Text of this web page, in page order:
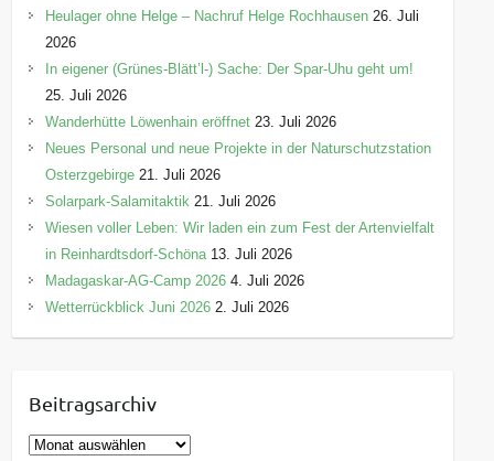
Heulager ohne Helge – Nachruf Helge Rochhausen 26. Juli
2026
In eigener (Grünes-Blätt’l-) Sache: Der Spar-Uhu geht um!
25. Juli 2026
Wanderhütte Löwenhain eröffnet 23. Juli 2026
Neues Personal und neue Projekte in der Naturschutzstation
Osterzgebirge 21. Juli 2026
Solarpark-Salamitaktik 21. Juli 2026
Wiesen voller Leben: Wir laden ein zum Fest der Artenvielfalt
in Reinhardtsdorf-Schöna 13. Juli 2026
Madagaskar-AG-Camp 2026 4. Juli 2026
Wetterrückblick Juni 2026 2. Juli 2026
Beitragsarchiv
B